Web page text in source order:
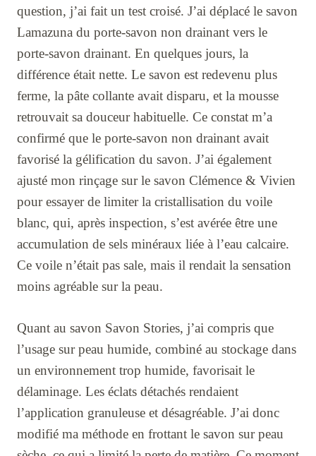
question, j’ai fait un test croisé. J’ai déplacé le savon
Lamazuna du porte-savon non drainant vers le
porte-savon drainant. En quelques jours, la
différence était nette. Le savon est redevenu plus
ferme, la pâte collante avait disparu, et la mousse
retrouvait sa douceur habituelle. Ce constat m’a
confirmé que le porte-savon non drainant avait
favorisé la gélification du savon. J’ai également
ajusté mon rinçage sur le savon Clémence & Vivien
pour essayer de limiter la cristallisation du voile
blanc, qui, après inspection, s’est avérée être une
accumulation de sels minéraux liée à l’eau calcaire.
Ce voile n’était pas sale, mais il rendait la sensation
moins agréable sur la peau.
Quant au savon Savon Stories, j’ai compris que
l’usage sur peau humide, combiné au stockage dans
un environnement trop humide, favorisait le
délaminage. Les éclats détachés rendaient
l’application granuleuse et désagréable. J’ai donc
modifié ma méthode en frottant le savon sur peau